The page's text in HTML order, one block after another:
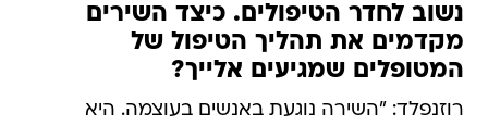
נשוב לחדר הטיפולים. כיצד השירים
מקדמים את תהליך הטיפול של
המטופלים שמגיעים אלייך?
רוזנפלד: "השירה נוגעת באנשים בעוצמה. היא